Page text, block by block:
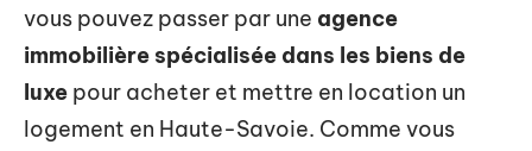
vous pouvez passer par une agence
immobilière spécialisée dans les biens de
luxe pour acheter et mettre en location un
logement en Haute-Savoie. Comme vous